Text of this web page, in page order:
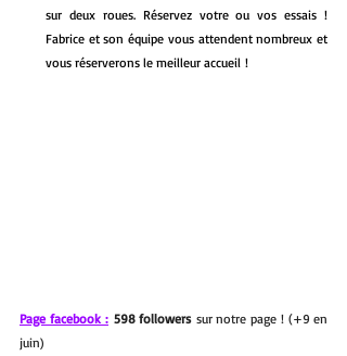
sur deux roues. Réservez votre ou vos essais !
Fabrice et son équipe vous attendent nombreux et
vous réserverons le meilleur accueil !
Page facebook : 598 followers sur notre page ! (+9 en
juin)